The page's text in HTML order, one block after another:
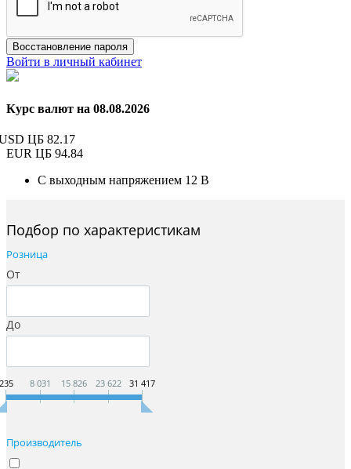
Восстановление пароля
Войти в личный кабинет
Курс валют на 08.08.2026
ЦБ 82.17
EUR ЦБ 94.84
С выходным напряжением 12 В
Подбор по характеристикам
Розница
От
До
8 031 15 826 23 622 31 417
Производитель